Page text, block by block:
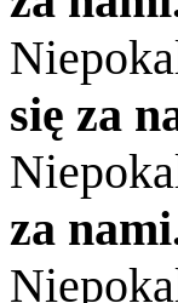
się za
za